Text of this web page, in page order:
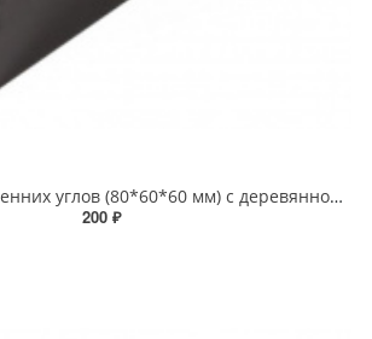
Кельма для внутренних углов (80*60*60 мм) с деревянной рукояткой
200 ₽